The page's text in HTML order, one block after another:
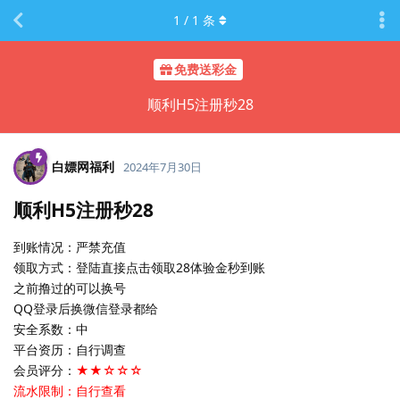
免费送彩金
顺利H5注册秒28
1 / 1 条
白嫖网福利 2024年7月30日
顺利H5注册秒28
到账情况：严禁充值
领取方式：登陆直接点击领取28体验金秒到账
之前撸过的可以换号
QQ登录后换微信登录都给
安全系数：中
平台资历：自行调查
会员评分： ★★☆☆☆
流水限制：自行查看